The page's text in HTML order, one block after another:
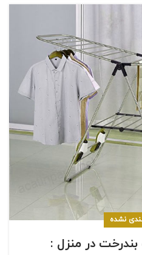
نشده
بندرخت در منزل :